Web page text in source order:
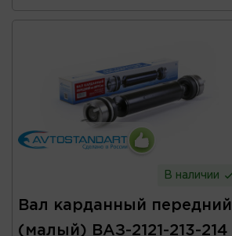
В наличии
Вал карданный передний
(малый) ВАЗ-2121-213-214